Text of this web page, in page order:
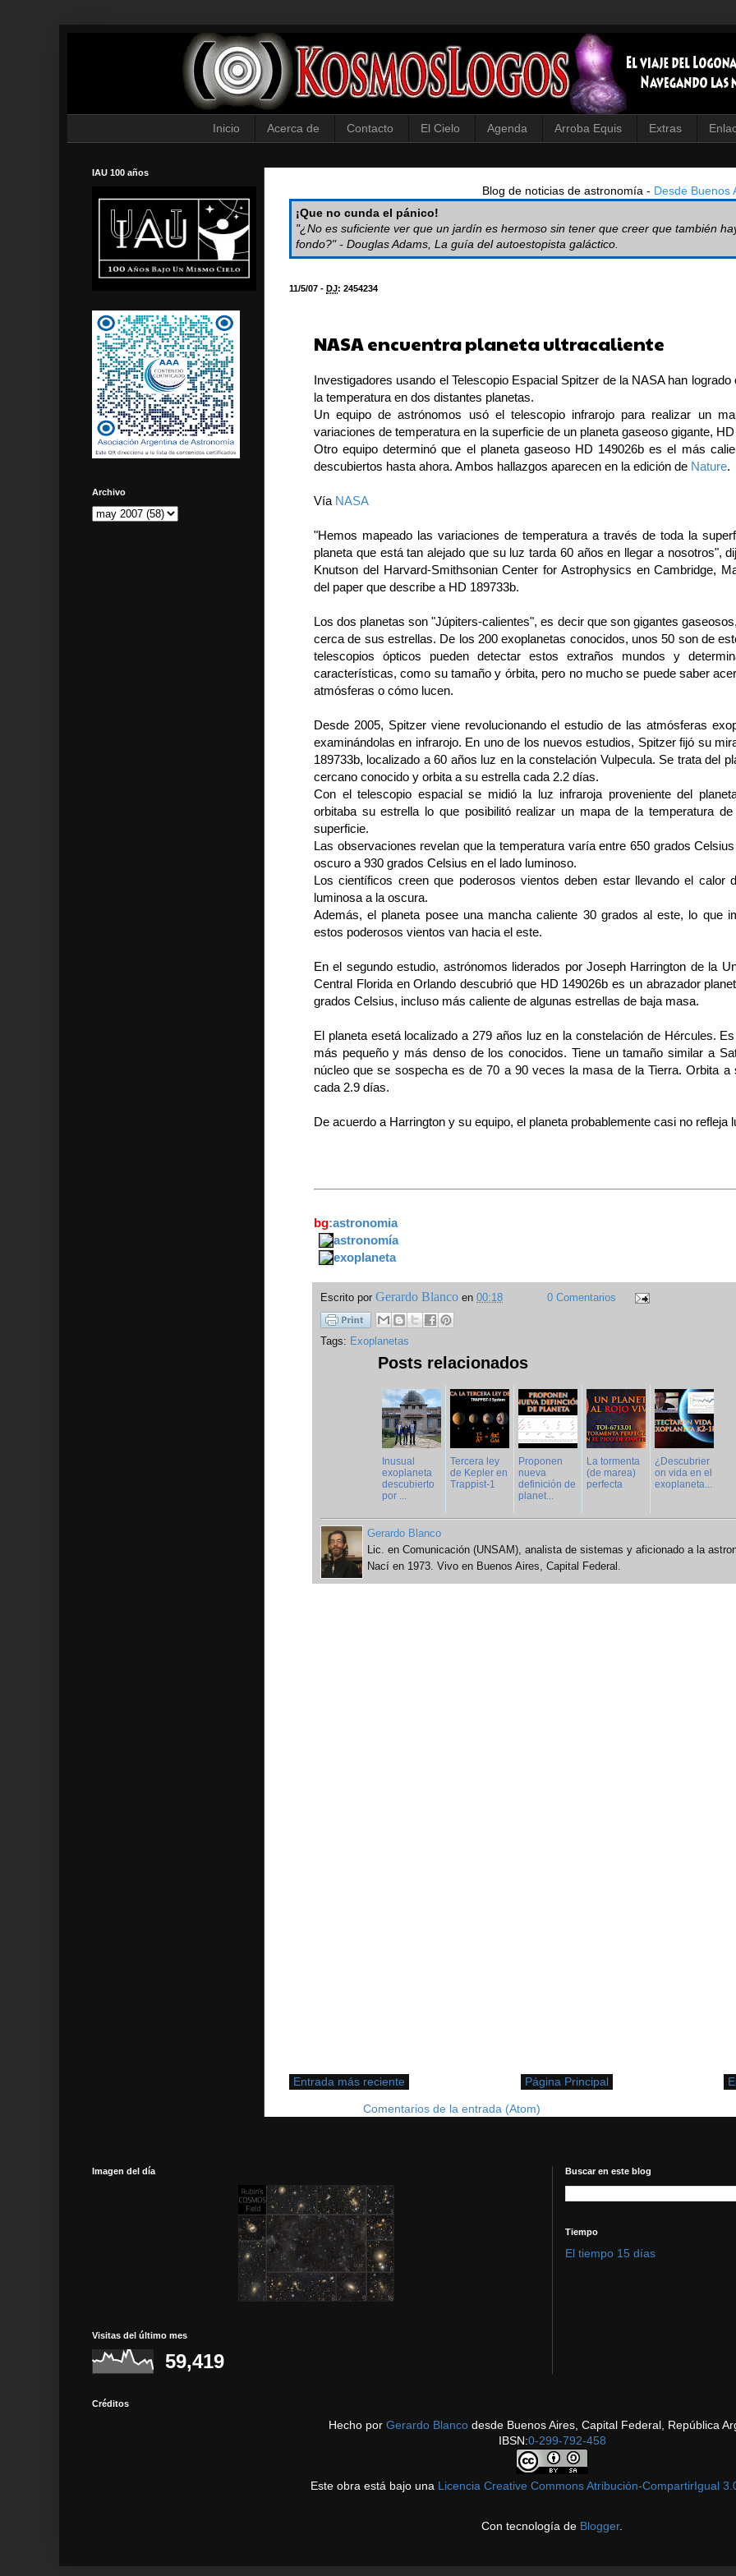
Inicio Acerca de Contacto El Cielo Agenda Arroba Equis Extras
Blog de noticias de astronomía - Desde Buenos
¡Que no cunda el pánico!
"¿No es suficiente ver que un jardín es hermoso sin tener que creer que también
fondo?" - Douglas Adams, La guía del autoestopista galáctico.
11/5/07 - DJ: 2454234
NASA encuentra planeta ultracaliente
Investigadores usando el Telescopio Espacial Spitzer de la NASA han logrado
la temperatura en dos distantes planetas.
Un equipo de astrónomos usó el telescopio infrarojo para realizar un
variaciones de temperatura en la superficie de un planeta gaseoso gigante,
Otro equipo determinó que el planeta gaseoso HD 149026b es el más
descubiertos hasta ahora. Ambos hallazgos aparecen en la edición de Nature.
Vía NASA
"Hemos mapeado las variaciones de temperatura a través de toda la
planeta que está tan alejado que su luz tarda 60 años en llegar a nosotros",
Knutson del Harvard-Smithsonian Center for Astrophysics en Cambridge,
del paper que describe a HD 189733b.
Los dos planetas son "Júpiters-calientes", es decir que son gigantes
cerca de sus estrellas. De los 200 exoplanetas conocidos, unos 50 son de
telescopios ópticos pueden detectar estos extraños mundos y
características, como su tamaño y órbita, pero no mucho se puede saber
atmósferas o cómo lucen.
Desde 2005, Spitzer viene revolucionando el estudio de las atmósferas
examinándolas en infrarojo. En uno de los nuevos estudios, Spitzer fijó su
189733b, localizado a 60 años luz en la constelación Vulpecula. Se trata del
cercano conocido y orbita a su estrella cada 2.2 días.
Con el telescopio espacial se midió la luz infraroja proveniente del
orbitaba su estrella lo que posibilitó realizar un mapa de la temperatura
superficie.
Las observaciones revelan que la temperatura varía entre 650 grados
oscuro a 930 grados Celsius en el lado luminoso.
Los científicos creen que poderosos vientos deben estar llevando el calor
luminosa a la oscura.
Además, el planeta posee una mancha caliente 30 grados al este, lo que
estos poderosos vientos van hacia el este.
En el segundo estudio, astrónomos liderados por Joseph Harrington de la
Central Florida en Orlando descubrió que HD 149026b es un abrazador
grados Celsius, incluso más caliente de algunas estrellas de baja masa.
El planeta esetá localizado a 279 años luz en la constelación de Hércules.
más pequeño y más denso de los conocidos. Tiene un tamaño similar a
núcleo que se sospecha es de 70 a 90 veces la masa de la Tierra. Orbita a
cada 2.9 días.
De acuerdo a Harrington y su equipo, el planeta probablemente casi no refleja
bg:astronomia
astronomía
exoplaneta
Escrito por Gerardo Blanco en 00:18 0 Comentarios
Tags: Exoplanetas
Posts relacionados
Inusual
exoplaneta
descubierto
por ...
Tercera ley
de Kepler en
Trappist-1
Proponen
nueva
definición de
planet...
La tormenta
(de marea)
perfecta
¿Descubrier
on vida en el
exoplaneta...
Gerardo Blanco
Lic. en Comunicación (UNSAM), analista de sistemas y aficionado a la
Nací en 1973. Vivo en Buenos Aires, Capital Federal.
Entrada más reciente Página Principal
Comentarios de la entrada (Atom)
IAU 100 años
Archivo
Imagen del día
Visitas del último mes
59,419
Buscar en este blog
Tiempo
El tiempo 15 días
Créditos
Hecho por Gerardo Blanco desde Buenos Aires, Capital Federal, República
IBSN:0-299-792-458
Este obra está bajo una Licencia Creative Commons Atribución-CompartirIgual
Con tecnología de Blogger.